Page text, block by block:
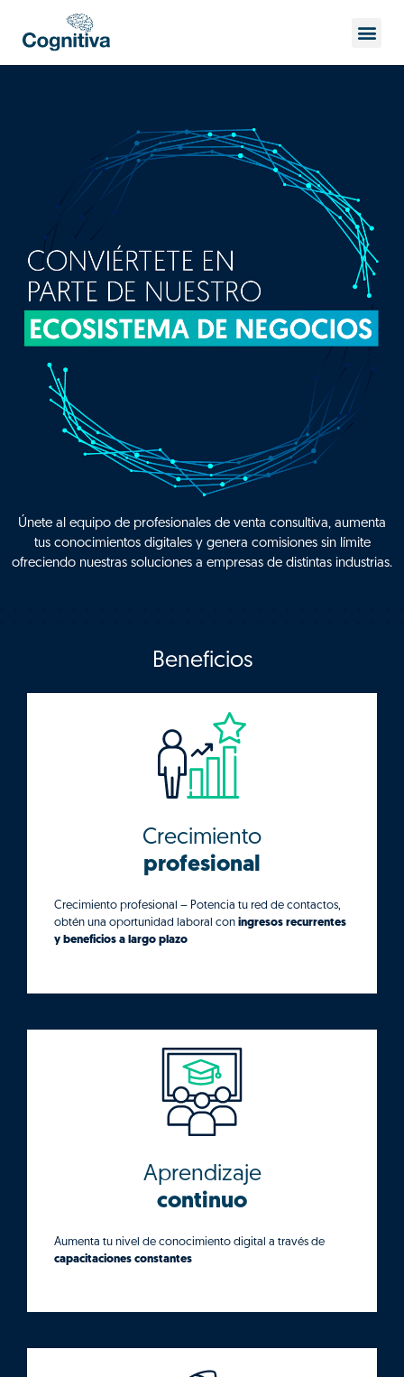
Únete al equipo de profesionales de venta consultiva, aumenta
tus conocimientos digitales y genera comisiones sin límite
ofreciendo nuestras soluciones a empresas de distintas industrias.
Beneficios
Crecimiento
profesional
Crecimiento profesional – Potencia tu red de contactos,
obtén una oportunidad laboral con ingresos recurrentes
y beneficios a largo plazo
Aprendizaje
continuo
Aumenta tu nivel de conocimiento digital a través de
capacitaciones constantes